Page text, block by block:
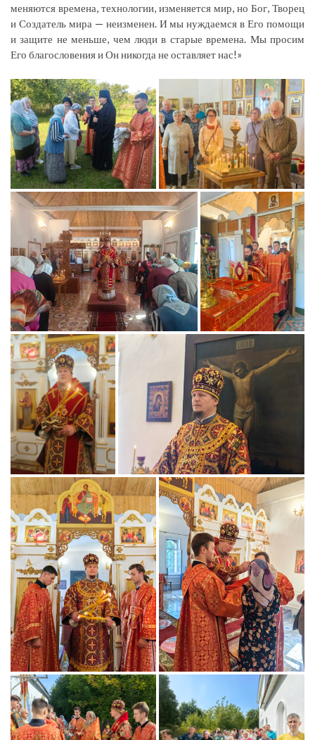
меняются времена, технологии, изменяется мир, но Бог, Творец
и Создатель мира — неизменен. И мы нуждаемся в Его помощи
и защите не меньше, чем люди в старые времена. Мы просим
Его благословения и Он никогда не оставляет нас!»